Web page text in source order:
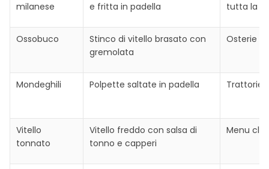
milanese
e fritta in padella
tutta la
Ossobuco
Stinco di vitello brasato con
gremolata
Osterie
Mondeghili Polpette saltate in padella Trattorie
Vitello
tonnato
Vitello freddo con salsa di
tonno e capperi
Menu